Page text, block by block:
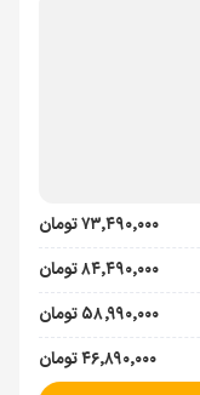
۷۳٬۴۹۰٬۰۰۰ تومان
۸۴٬۴۹۰٬۰۰۰ تومان
۵۸٬۹۹۰٬۰۰۰ تومان
۴۶٬۸۹۰٬۰۰۰ تومان